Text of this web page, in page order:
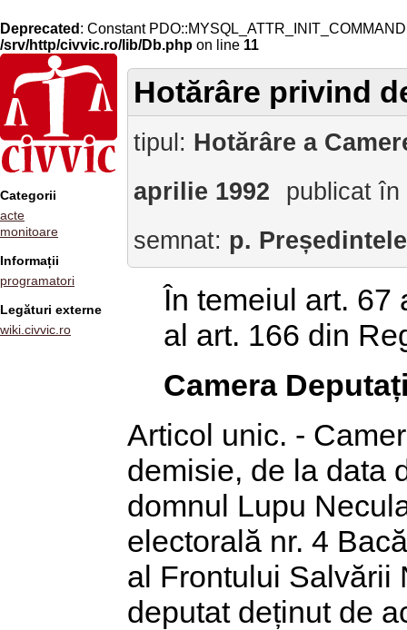
Deprecated : Constant
/srv/http/civvic.ro/lib/Db.php on line 11
Categorii
acte
monitoare
Informații
programatori
Legături externe
wiki.civvic.ro
Hotărâre privind
tipul: Hotărâre a
aprilie 1992
publicat în
semnat: p.
În temeiul art. 67
al art. 166 din
Camera
Articol unic. -
demisie, de la data
domnul Lupu
electorală nr. 4
al Frontului Salvării
deputat deținut de